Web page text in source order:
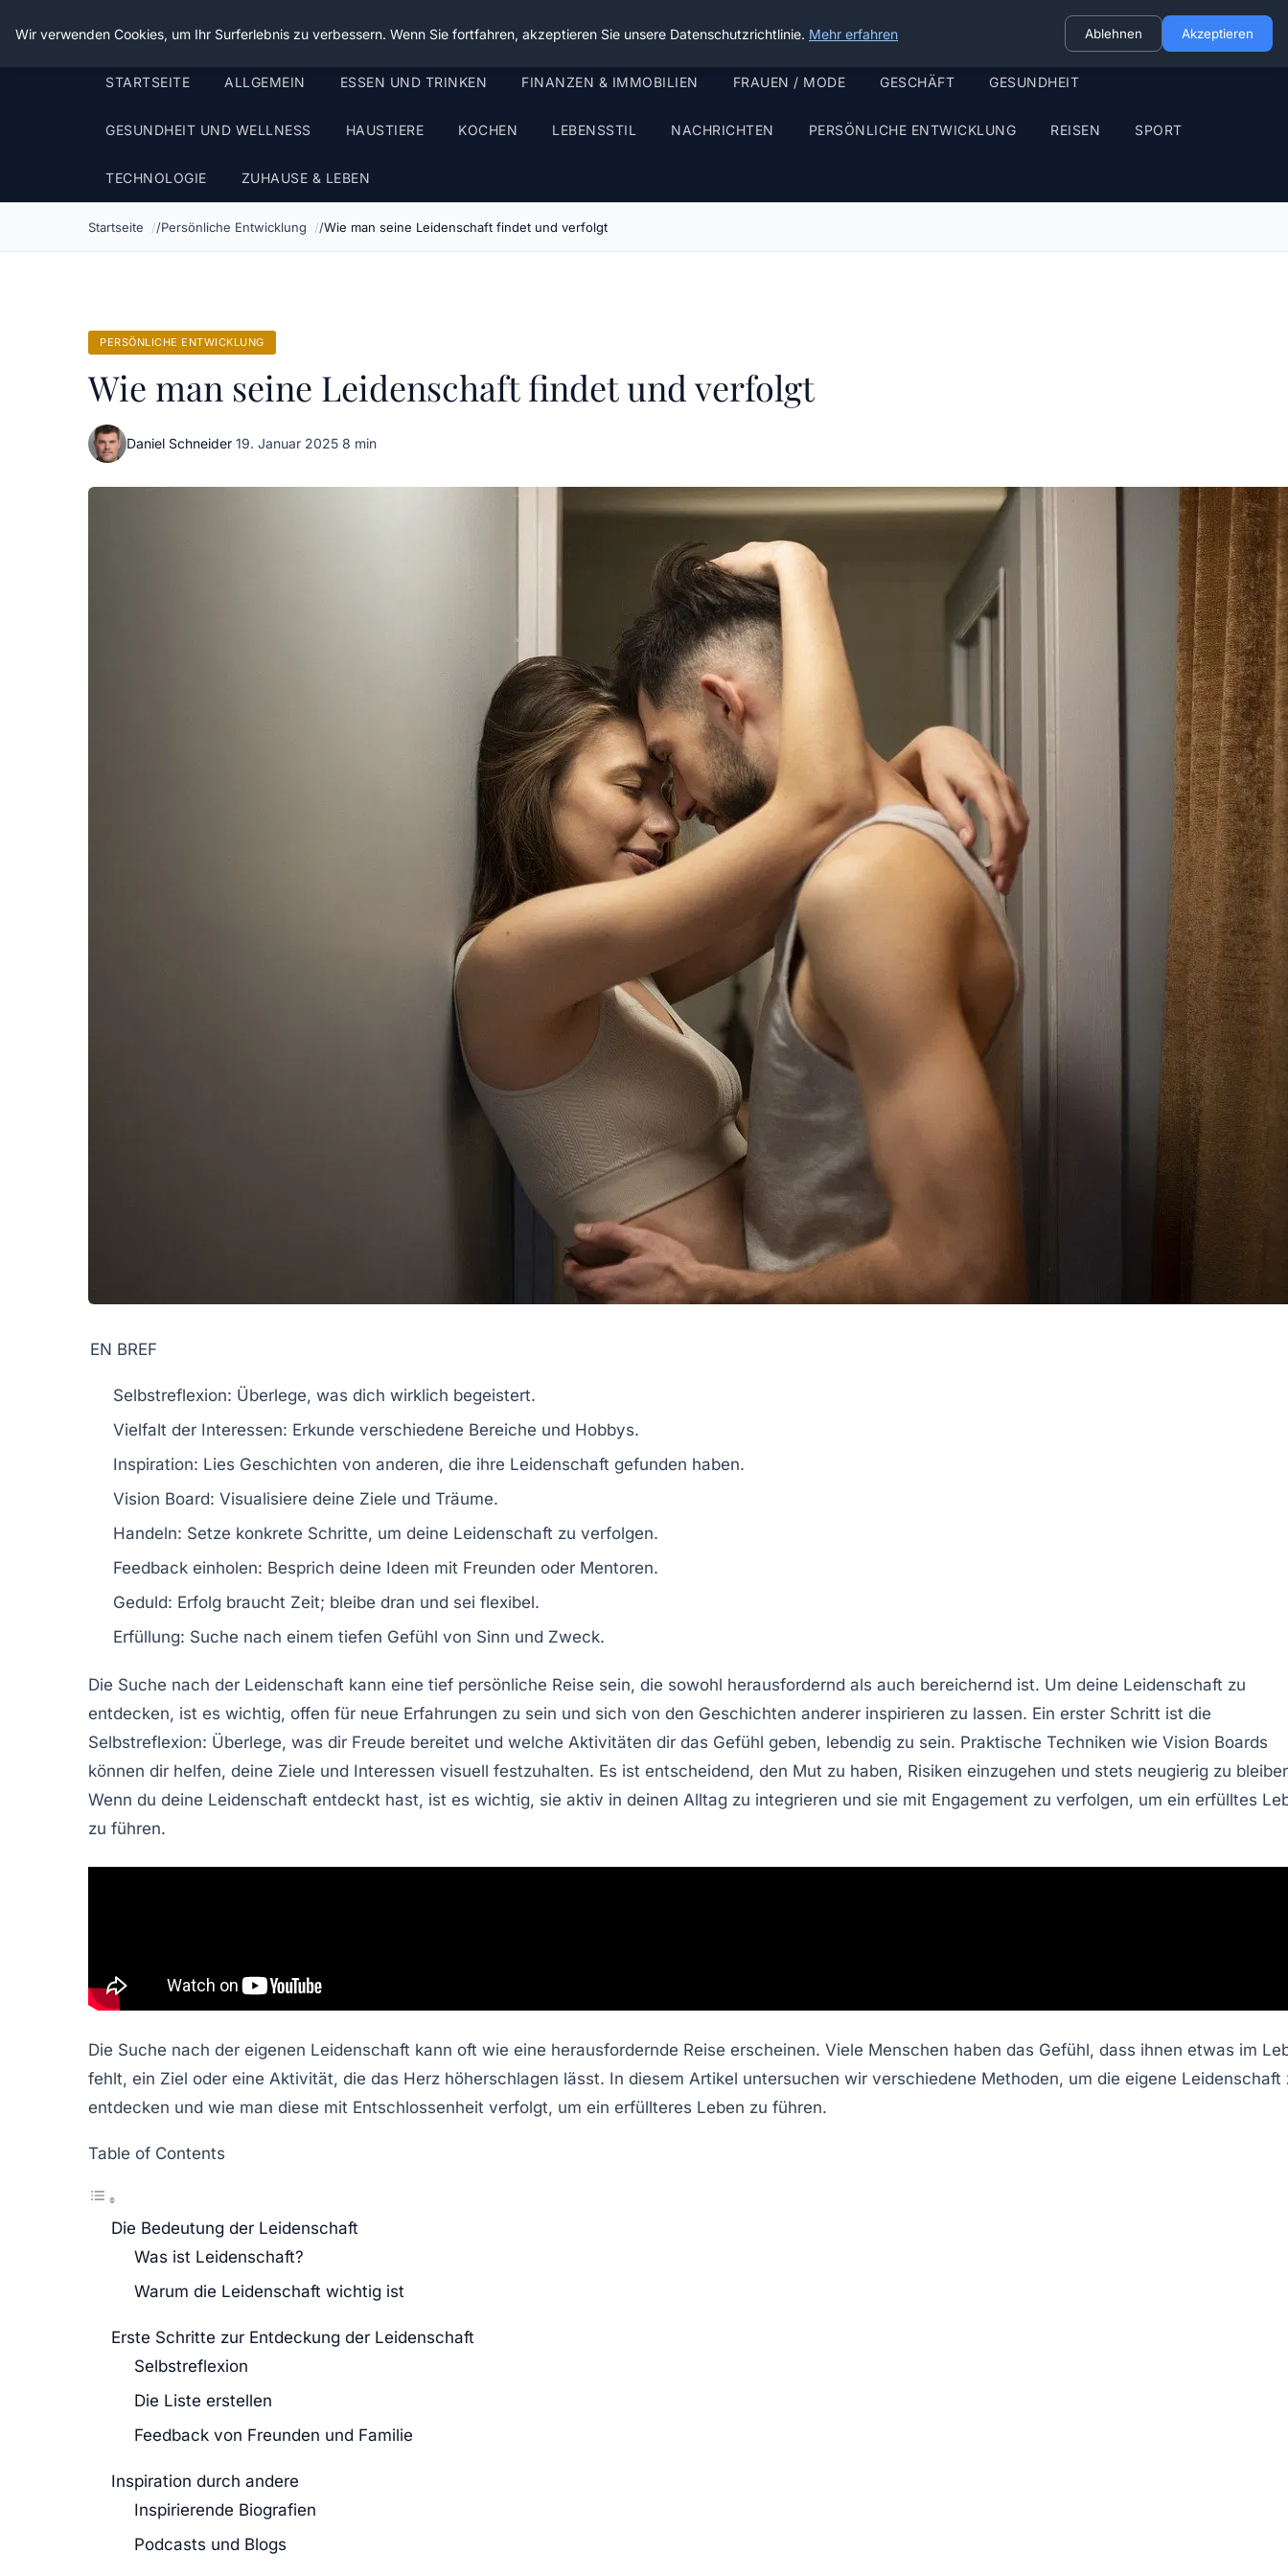
Die Schnitter
STARTSEITE ALLGEMEIN ESSEN UND TRINKEN FINANZEN & IMMOBILIEN FRAUEN / MODE GESCHÄFT GESUNDHEIT
GESUNDHEIT UND WELLNESS HAUSTIERE KOCHEN LEBENSSTIL NACHRICHTEN PERSÖNLICHE ENTWICKLUNG REISEN SPORT
TECHNOLOGIE ZUHAUSE & LEBEN
Startseite Persönliche Entwicklung Wie man seine Leidenschaft findet und verfolgt
PERSÖNLICHE ENTWICKLUNG
Wie man seine Leidenschaft findet und verfolgt
Daniel Schneider·19. Januar 2025·8 min
EN BREF
Selbstreflexion: Überlege, was dich wirklich begeistert.
Vielfalt der Interessen: Erkunde verschiedene Bereiche und Hobbys.
Inspiration: Lies Geschichten von anderen, die ihre Leidenschaft gefunden haben.
Vision Board: Visualisiere deine Ziele und Träume.
Handeln: Setze konkrete Schritte, um deine Leidenschaft zu verfolgen.
Feedback einholen: Besprich deine Ideen mit Freunden oder Mentoren.
Geduld: Erfolg braucht Zeit; bleibe dran und sei flexibel.
Erfüllung: Suche nach einem tiefen Gefühl von Sinn und Zweck.
Die Suche nach der Leidenschaft kann eine tief persönliche Reise sein, die sowohl herausfordernd als auch bereichernd ist. Um deine Leidenschaft zu
entdecken, ist es wichtig, offen für neue Erfahrungen zu sein und sich von den Geschichten anderer inspirieren zu lassen. Ein erster Schritt ist die
Selbstreflexion: Überlege, was dir Freude bereitet und welche Aktivitäten dir das Gefühl geben, lebendig zu sein. Praktische Techniken wie Vision Boards
können dir helfen, deine Ziele und Interessen visuell festzuhalten. Es ist entscheidend, den Mut zu haben, Risiken einzugehen und stets neugierig zu
Wenn du deine Leidenschaft entdeckt hast, ist es wichtig, sie aktiv in deinen Alltag zu integrieren und sie mit Engagement zu verfolgen, um ein erfülltes
zu führen.
Die Suche nach der eigenen Leidenschaft kann oft wie eine herausfordernde Reise erscheinen. Viele Menschen haben das Gefühl, dass ihnen etwas im
fehlt, ein Ziel oder eine Aktivität, die das Herz höherschlagen lässt. In diesem Artikel untersuchen wir verschiedene Methoden, um die eigene Leidenschaft
entdecken und wie man diese mit Entschlossenheit verfolgt, um ein erfüllteres Leben zu führen.
Table of Contents
Die Bedeutung der Leidenschaft
Was ist Leidenschaft?
Warum die Leidenschaft wichtig ist
Erste Schritte zur Entdeckung der Leidenschaft
Selbstreflexion
Die Liste erstellen
Feedback von Freunden und Familie
Inspiration durch andere
Inspirierende Biografien
Podcasts und Blogs
Wir verwenden Cookies, um Ihr Surferlebnis zu verbessern. Wenn Sie fortfahren, akzeptieren Sie unsere Datenschutzrichtlinie. Mehr erfahren Ablehnen Akzeptieren